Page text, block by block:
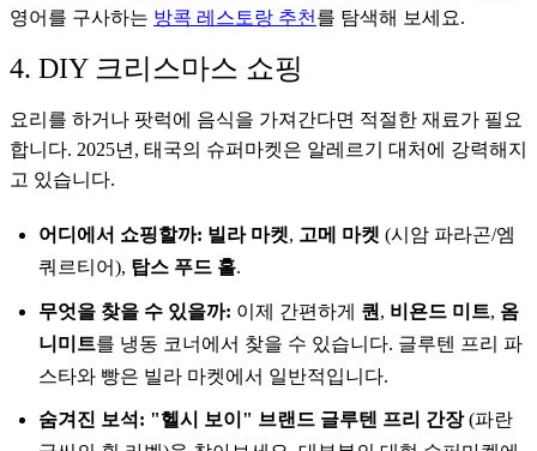
영어를 구사하는 방콕 레스토랑 추천 를 탐색해 보세요.
4. DIY 크리스마스 쇼핑
요리를 하거나 팟럭에 음식을 가져간다면 적절한 재료가 필요
합니다. 2025년, 태국의 슈퍼마켓은 알레르기 대처에 강력해지
고 있습니다.
어디에서 쇼핑할까: 빌라 마켓, 고메 마켓 (시암 파라곤/엠
쿼르티어), 탑스 푸드 홀.
무엇을 찾을 수 있을까: 이제 간편하게 퀀 , 비욘드 미트, 옴
니미트를 냉동 코너에서 찾을 수 있습니다. 글루텐 프리 파
스타와 빵은 빌라 마켓에서 일반적입니다.
숨겨진 보석: "헬시 보이" 브랜드 글루텐 프리 간장(파란